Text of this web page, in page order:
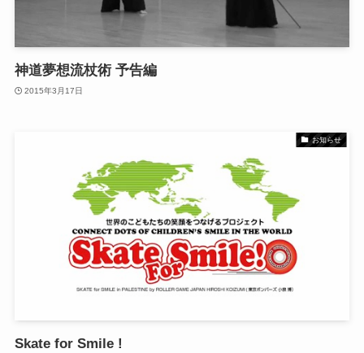
神道夢想流杖術 予告編
2015年3月17日
お知らせ
Skate for Smile !